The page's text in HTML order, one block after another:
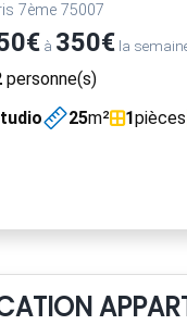
7ème 75007
à 350€la
personne(s)
25m² 1pièces